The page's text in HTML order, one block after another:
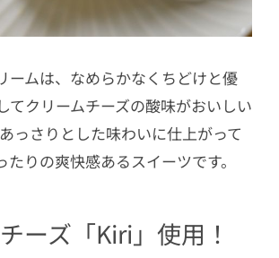
ームは、なめらかなくちどけと優
てクリームチーズの酸味がおいしい
っさりとした味わいに仕上がって
たりの爽快感あるスイーツです。
ーズ「Kiri」使用！